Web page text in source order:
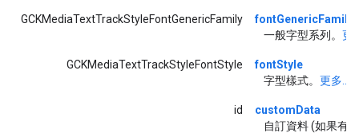
GCKMediaTextTrackStyleFontGenericFamily
fontGenericFamily
一般字型系列。 更
GCKMediaTextTrackStyleFontStyle
fontStyle
字型樣式。 更多...
id
customData
自訂資料 (如果有